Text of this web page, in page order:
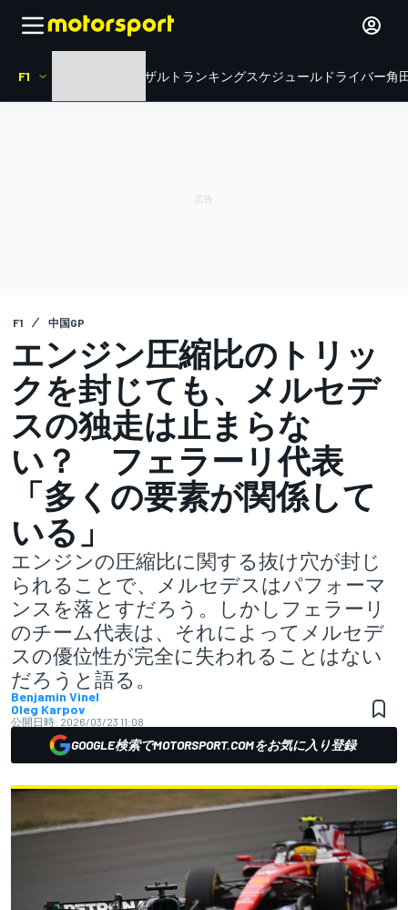
F1 リザルト ランキングスケジュール ドライバー角
F1 中国GP
エンジン圧縮比のトリッ
クを封じても、メルセデ
スの独走は止まらな
い？ フェラーリ代表
「多くの要素が関係して
いる」
エンジンの圧縮比に関する抜け穴が封じ
られることで、メルセデスはパフォーマ
ンスを落とすだろう。しかしフェラーリ
のチーム代表は、それによってメルセデ
スの優位性が完全に失われることはない
だろうと語る。
Benjamin Vinel
Oleg Karpov
公開日時: 2026/03/23 11:08
GOOGLE検索でMOTORSPORT.COMをお気に入り登録